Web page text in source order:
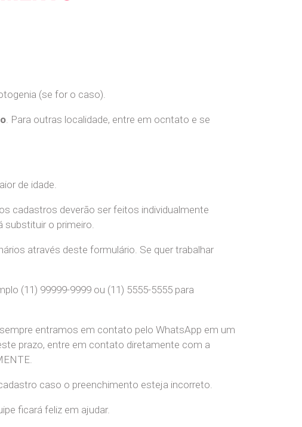
(se for o caso).
. Para outras localidade, entre em ocntato e se
de idade.
cadastros deverão ser feitos individualmente
substituir o primeiro.
através deste formulário. Se quer trabalhar
(11) 99999-9999 ou (11) 5555-5555 para
entramos em contato pelo WhatsApp em um
prazo, entre em contato diretamente com a
caso o preenchimento esteja incorreto.
ficará feliz em ajudar.